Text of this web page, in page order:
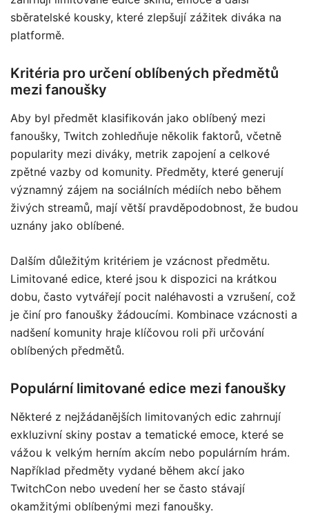
sběratelské kousky, které zlepšují zážitek diváka na
platformě.
Kritéria pro určení oblíbených předmětů
mezi fanoušky
Aby byl předmět klasifikován jako oblíbený mezi
fanoušky, Twitch zohledňuje několik faktorů, včetně
popularity mezi diváky, metrik zapojení a celkové
zpětné vazby od komunity. Předměty, které generují
významný zájem na sociálních médiích nebo během
živých streamů, mají větší pravděpodobnost, že budou
uznány jako oblíbené.
Dalším důležitým kritériem je vzácnost předmětu.
Limitované edice, které jsou k dispozici na krátkou
dobu, často vytvářejí pocit naléhavosti a vzrušení, což
je činí pro fanoušky žádoucími. Kombinace vzácnosti a
nadšení komunity hraje klíčovou roli při určování
oblíbených předmětů.
Populární limitované edice mezi fanoušky
Některé z nejžádanějších limitovaných edic zahrnují
exkluzivní skiny postav a tematické emoce, které se
vážou k velkým herním akcím nebo populárním hrám.
Například předměty vydané během akcí jako
TwitchCon nebo uvedení her se často stávají
okamžitými oblíbenými mezi fanoušky.